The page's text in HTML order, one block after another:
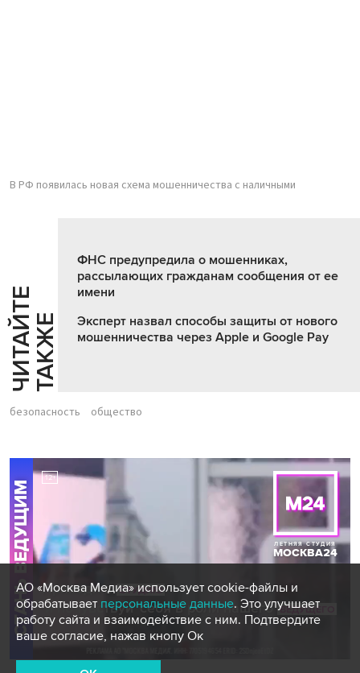
В РФ появилась новая схема мошенничества с наличными
Ч
И
Т
АЙ
Т
Е
Т
А
К
ЖЕ
ФНС предупредила о мошенниках,
рассылающих гражданам сообщения от ее
имени
Эксперт назвал способы защиты от нового
мошенничества через Apple и Google Pay
безопасность общество
АО «Москва Медиа» использует cookie-файлы и
обрабатывает персональные данные. Это улучшает
работу сайта и взаимодействие с ним. Подтвердите
ваше согласие, нажав кнопу Ок